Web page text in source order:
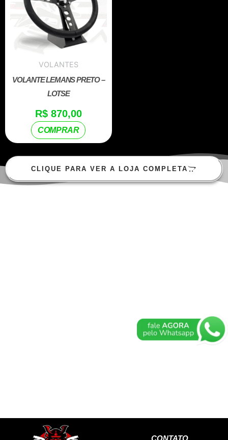
VOLANTES
VOLANTE LEMANS PRETO –
LOTSE
R$870,00
COMPRAR
CLIQUE PARA VER A LOJA COMPLETA
CONTATO